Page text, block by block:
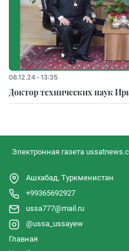
08.12.24 - 13:35
Доктор технических наук
Электронная газета
Ашхабад, Туркменистан
+99365692927
ussa777@mail.ru
@ussa_ussayew
Главная